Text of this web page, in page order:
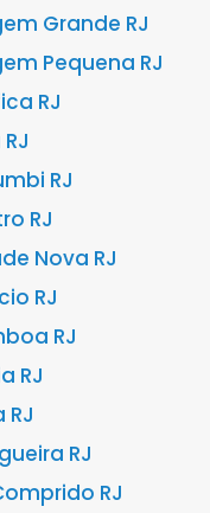
Grande RJ
Pequena RJ
RJ
RJ
RJ
Nova RJ
RJ
RJ
RJ
RJ
RJ